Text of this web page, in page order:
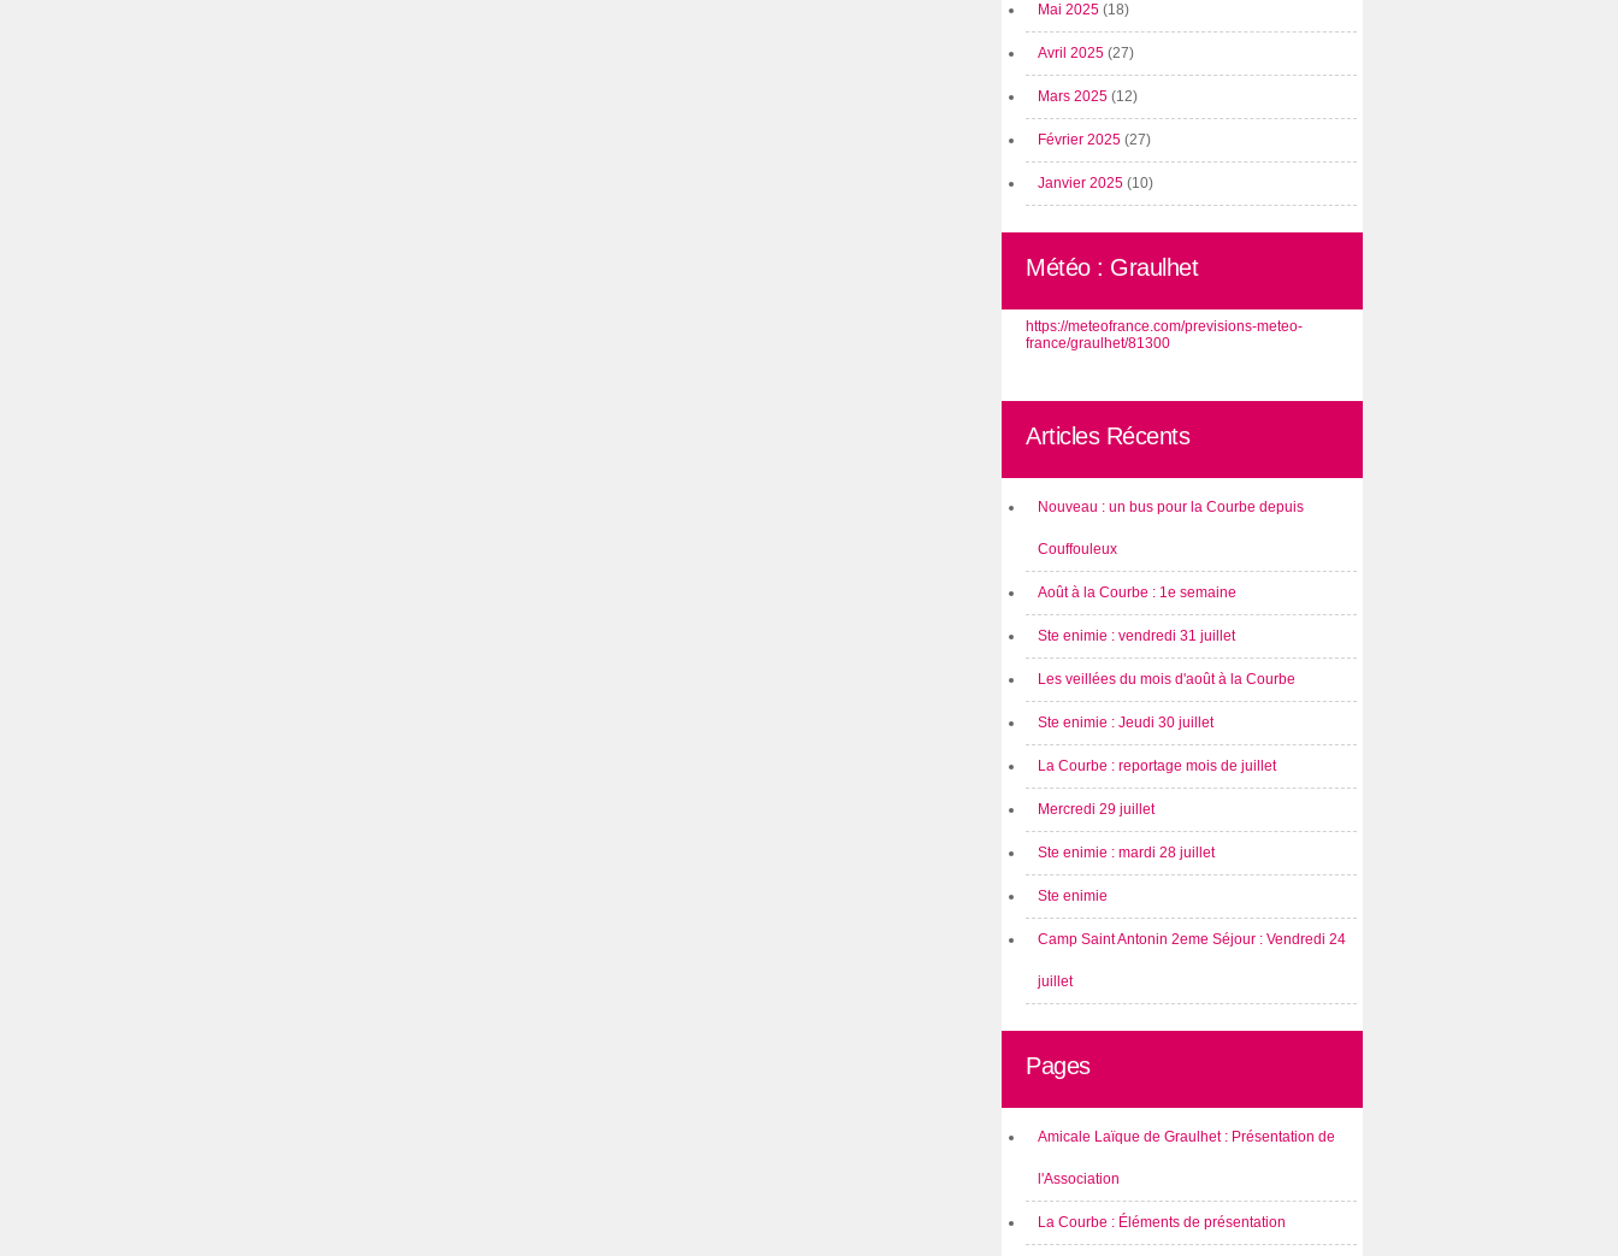
Mai 2025 (18)
Avril 2025 (27)
Mars 2025 (12)
Février 2025 (27)
Janvier 2025 (10)
Météo : Graulhet
https://meteofrance.com/previsions-meteo-
france/graulhet/81300
Articles Récents
Nouveau : un bus pour la Courbe depuis
Couffouleux
Août à la Courbe : 1e semaine
Ste enimie : vendredi 31 juillet
Les veillées du mois d'août à la Courbe
Ste enimie : Jeudi 30 juillet
La Courbe : reportage mois de juillet
Mercredi 29 juillet
Ste enimie : mardi 28 juillet
Ste enimie
Camp Saint Antonin 2eme Séjour : Vendredi 24
juillet
Pages
Amicale Laïque de Graulhet : Présentation de
l'Association
La Courbe : Éléments de présentation